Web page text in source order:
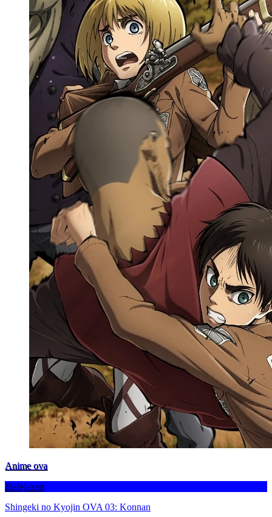
Anime ova
Befejezett
Shingeki no Kyojin OVA 03: Konnan